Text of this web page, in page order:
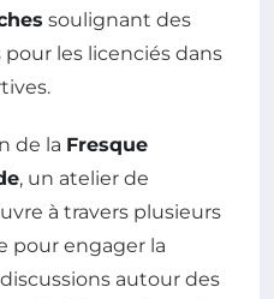
soulignant des
les licenciés dans
de la Fresque
, un atelier de
à travers plusieurs
pour engager la
autour des